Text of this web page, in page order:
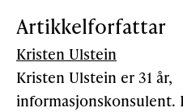
Artikkelforfattar
Kristen Ulstein
Kristen Ulstein er 31 år,
informasjonskonsulent.